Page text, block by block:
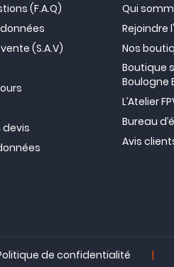
(F.A.Q)
(S.A.V)
Qui
Rejoindre
Nos
Boutique
Boulogne
L’Atelier
Bureau
Avis
de confidentialité |